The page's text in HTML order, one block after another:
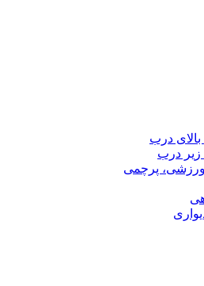
بالای درب
زیر درب
پرچمی